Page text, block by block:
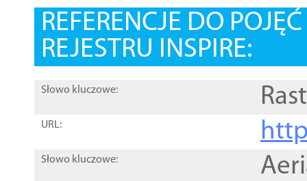
REFERENCJE DO
REJESTRU INSPIRE:
Słowo kluczowe:
URL:
Słowo kluczowe: